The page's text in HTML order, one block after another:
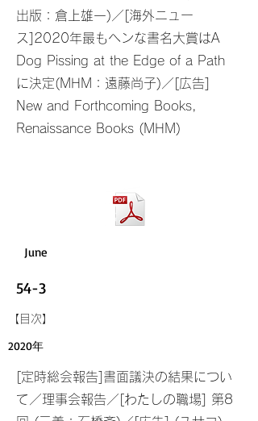
出版：倉上雄一)／[海外ニュー
ス]2020年最もヘンな書名大賞はA
Dog Pissing at the Edge of a Path
に決定(MHM：遠藤尚子)／[広告]
New and Forthcoming Books,
Renaissance Books (MHM)
June
54-3
​【目次】
2020年
[定時総会報告]書面議決の結果につい
て／理事会報告／[わたしの職場] 第8